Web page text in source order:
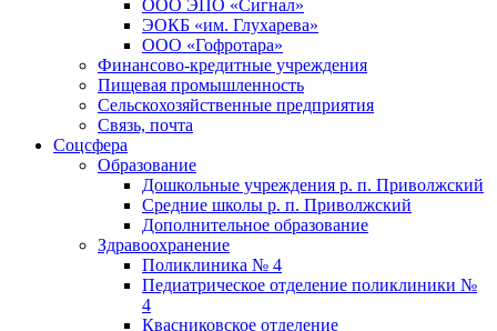
ООО ЭПО «Сигнал»
ЭОКБ «им. Глухарева»
ООО «Гофротара»
Финансово-кредитные учреждения
Пищевая промышленность
Сельскохозяйственные предприятия
Связь, почта
Соцсфера
Образование
Дошкольные учреждения р. п. Приволжский
Средние школы р. п. Приволжский
Дополнительное образование
Здравоохранение
Поликлиника № 4
Педиатрическое отделение поликлиники №
4
Квасниковское отделение